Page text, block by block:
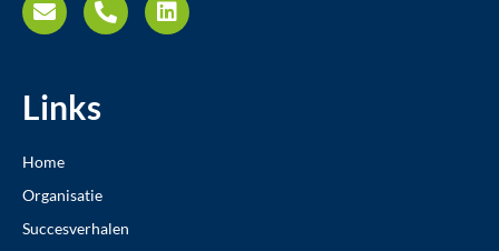
Links
Home
Organisatie
Succesverhalen